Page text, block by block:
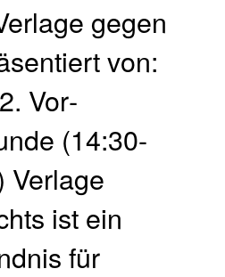
gegen
von:
Vor­
(14:30-
Verlage
ist ein
für